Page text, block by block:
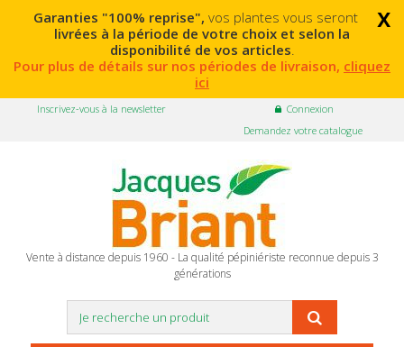
x
Garanties "100% reprise", vos plantes vous seront
livrées à la période de votre choix et selon la
disponibilité de vos articles.
Pour plus de détails sur nos périodes de livraison, cliquez
ici
Connexion
Inscrivez-vous à la newsletter
Demandez votre catalogue
Vente à distance depuis 1960 - La qualité pépiniériste reconnue depuis 3
générations